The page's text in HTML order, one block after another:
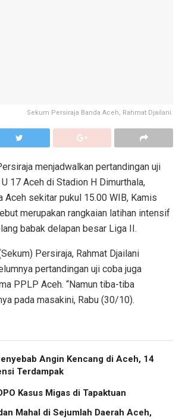
Sekum Persiraja Banda Aceh, Rahmat Djailani.
menjadwalkan pertandingan uji
17 Aceh di Stadion H Dimurthala,
Aceh sekitar pukul 15.00 WIB, Kamis
merupakan rangkaian latihan intensif
babak delapan besar Liga II.
Persiraja, Rahmat Djailani
pertandingan uji coba juga
PPLP Aceh. “Namun tiba-tiba
pada masakini, Rabu (30/10).
Angin Kencang di Aceh, 14
Terdampak
Kasus Migas di Tapaktuan
Mahal di Sejumlah Daerah Aceh,